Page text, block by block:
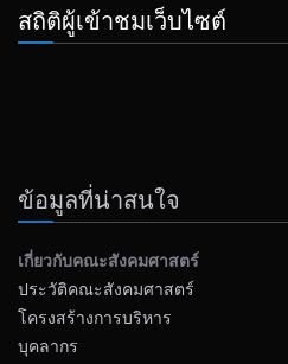
สถิติผู้เข้าชมเว็บไซต์
ข้อมูลที่น่าสนใจ
เกี่ยวกับคณะสังคมศาสตร์
ประวัติคณะสังคมศาสตร์
โครงสร้างการบริหาร
บุคลากร